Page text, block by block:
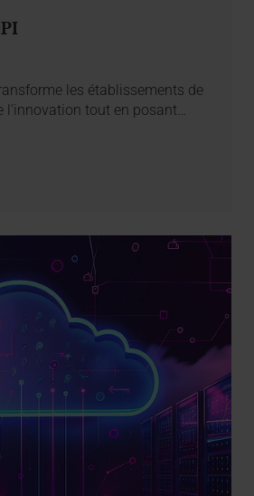
les établissements de
tout en posant…